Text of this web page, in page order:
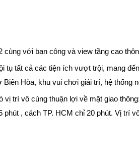
cùng với ban công và view tầng cao
tụ tất cả các tiện ích vượt trội, mang
Hòa, khu vui chơi giải trí, hệ thống
vị trí vô cùng thuận lợi về mặt giao
phút , cách TP. HCM chỉ 20 phút. Vị trí